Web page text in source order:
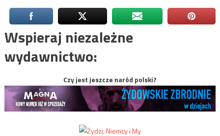
Wspieraj niezależne
wydawnictwo:
Czy jest jeszcze naród polski?